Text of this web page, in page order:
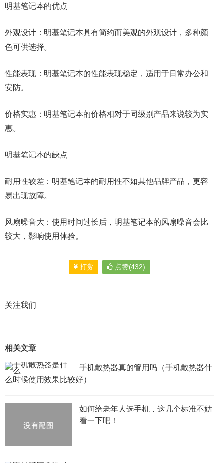
明基笔记本的优点
外观设计：明基笔记本具有简约而美观的外观设计，多种颜
色可供选择。
性能表现：明基笔记本的性能表现稳定，适用于日常办公和
安防。
价格实惠：明基笔记本的价格相对于同级别产品来说较为实
惠。
明基笔记本的缺点
耐用性较差：明基笔记本的耐用性不如其他品牌产品，更容
易出现故障。
风扇噪音大：使用时间过长后，明基笔记本的风扇噪音会比
较大，影响使用体验。
打赏 点赞(432)
关注我们
相关文章
手机散热器真的管用吗（手机散热器什
么时候使用效果比较好）
如何给老年人选手机，这几个标准不妨
看一下吧！